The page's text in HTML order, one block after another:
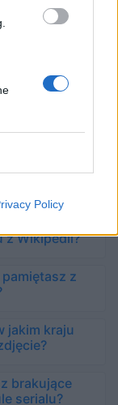
Policy
miasto
z Wikipedii?
z
jakim kraju
brakujące
serialu?